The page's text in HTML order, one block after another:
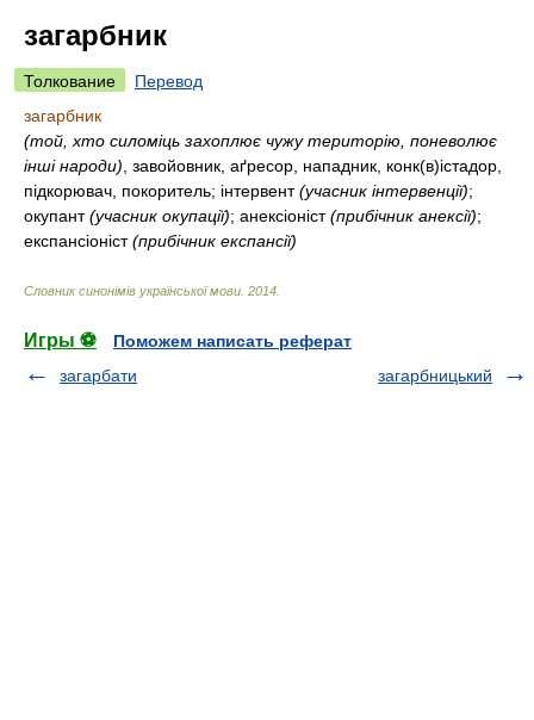
загарбник
Толкование
Перевод
загарбник
(той, хто силоміць захоплює чужу територію, поневолює
інші народи) , завойовник, аґресор, нападник, конк(в)істадор,
підкорювач, покоритель; інтервент(учасник інтервенції);
окупант(учасник окупації); анексіоніст(прибічник анексії);
експансіоніст(прибічник експансії)
Словник синонімів української мови 2014
Игры ⚽
Поможем написать реферат
загарбати
загарбницький